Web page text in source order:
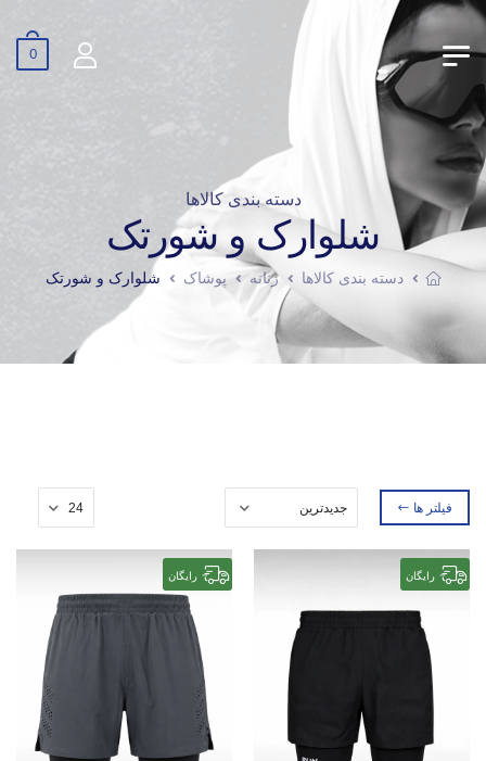
0
دسته بندی کالاها
شلوارک و شورتک
دسته بندی کالاها زنانه پوشاک شلوارک و شورتک
فیلتر ها
رایگان رایگان